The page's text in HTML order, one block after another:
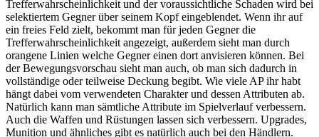
Trefferwahrscheinlichkeit und der voraussichtliche Schaden wird bei
selektiertem Gegner über seinem Kopf eingeblendet. Wenn ihr auf
ein freies Feld zielt, bekommt man für jeden Gegner die
Trefferwahrscheinlichkeit angezeigt, außerdem sieht man durch
orangene Linien welche Gegner einen dort anvisieren können. Bei
der Bewegungsvorschau sieht man auch, ob man sich dadurch in
vollständige oder teilweise Deckung begibt. Wie viele AP ihr habt
hängt dabei vom verwendeten Charakter und dessen Attributen ab.
Natürlich kann man sämtliche Attribute im Spielverlauf verbessern.
Auch die Waffen und Rüstungen lassen sich verbessern. Upgrades,
Munition und ähnliches gibt es natürlich auch bei den Händlern.